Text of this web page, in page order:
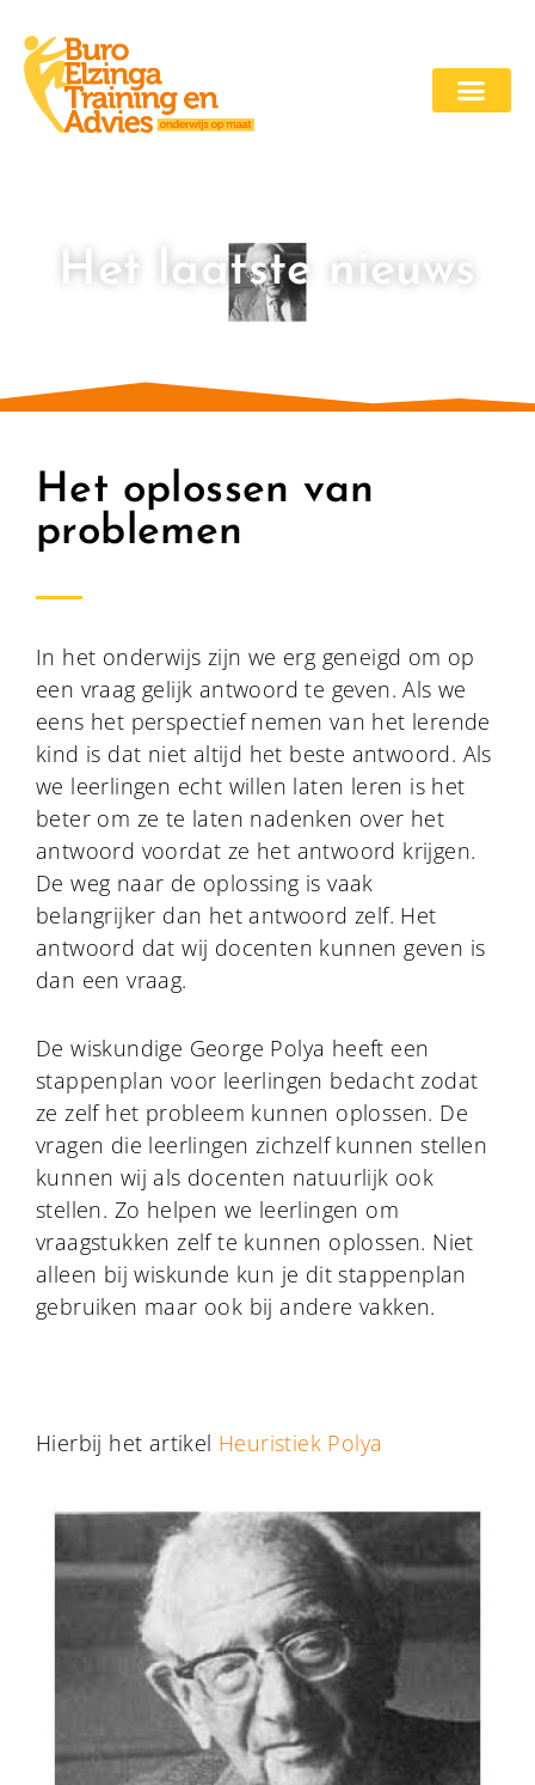
Het laatste nieuws
Het oplossen van
problemen
In het onderwijs zijn we erg geneigd om op
een vraag gelijk antwoord te geven. Als we
eens het perspectief nemen van het lerende
kind is dat niet altijd het beste antwoord. Als
we leerlingen echt willen laten leren is het
beter om ze te laten nadenken over het
antwoord voordat ze het antwoord krijgen.
De weg naar de oplossing is vaak
belangrijker dan het antwoord zelf. Het
antwoord dat wij docenten kunnen geven is
dan een vraag.
De wiskundige George Polya heeft een
stappenplan voor leerlingen bedacht zodat
ze zelf het probleem kunnen oplossen. De
vragen die leerlingen zichzelf kunnen stellen
kunnen wij als docenten natuurlijk ook
stellen. Zo helpen we leerlingen om
vraagstukken zelf te kunnen oplossen. Niet
alleen bij wiskunde kun je dit stappenplan
gebruiken maar ook bij andere vakken.
Hierbij het artikel Heuristiek Polya